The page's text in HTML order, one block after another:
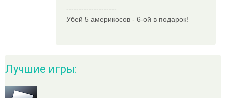
--------------------
Убей 5 америкосов - 6-ой в подарок!
Лучшие игры: